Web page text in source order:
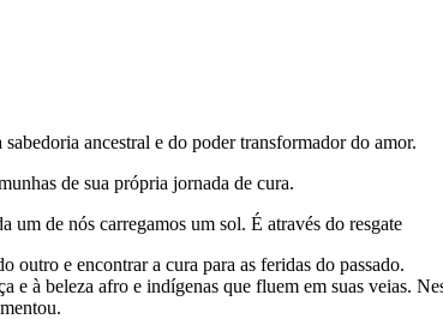
ancestral e do poder transformador do amor.
de sua própria jornada de cura.
um de nós carregamos um sol. É através do resgate
outro e encontrar a cura para as feridas do passado.
à beleza afro e indígenas que fluem em suas veias.